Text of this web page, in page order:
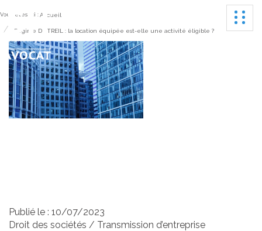
Vous êtes ici :Accueil
Régime DUTREIL : la location équipée est-elle une activité éligible ?
Publié le : 10/07/2023
Droit des sociétés / Transmission d’entreprise